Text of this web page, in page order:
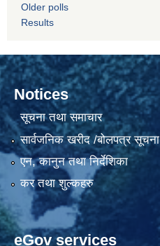
Older polls
Results
Notices
सूचना तथा समाचार
सार्वजनिक खरीद /बोलपत्र सूचना
एन, कानुन तथा निर्देशिका
कर तथा शुल्कहरु
eGov services